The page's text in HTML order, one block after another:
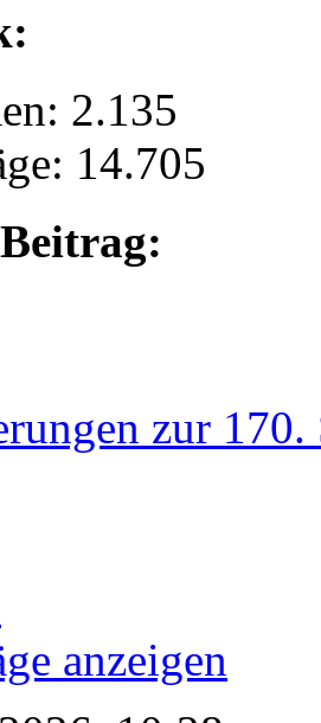
2.135
14.705
zur 170.
anzeigen